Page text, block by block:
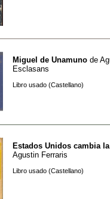
Miguel de Unamuno de
Esclasans
Libro usado (Castellano)
Estados Unidos cambia
Agustin Ferraris
Libro usado (Castellano)